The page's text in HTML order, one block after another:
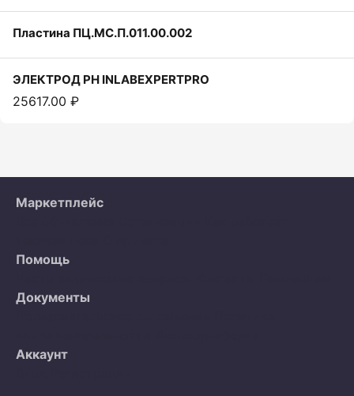
Пластина ПЦ.МС.П.011.00.002
ЭЛЕКТРОД РН INLABEXPERTPRO
25617.00 ₽
Маркетплейс
Помощь
Документы
Аккаунт